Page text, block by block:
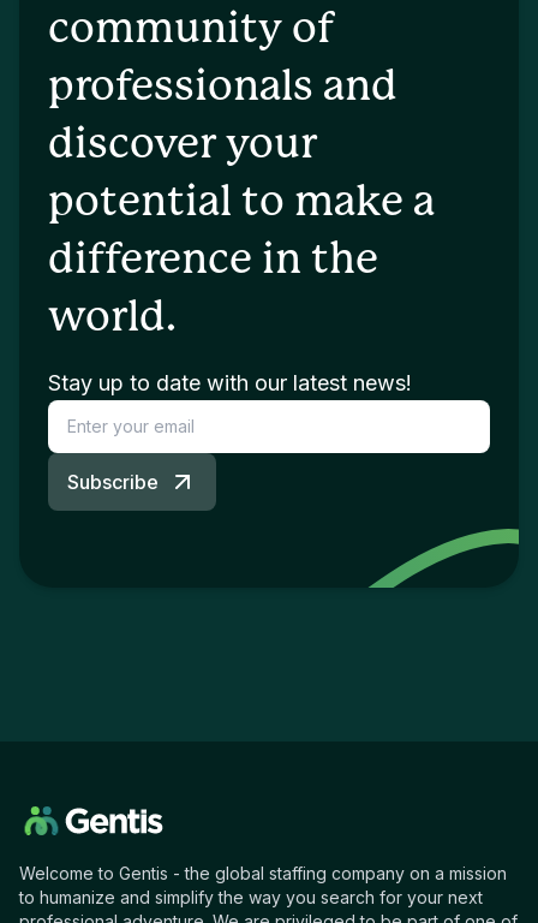
community of
professionals and
discover your
potential to make a
difference in the
world.
Stay up to date with our latest news!
Subscribe
Welcome to Gentis - the global staffing company on a mission
to humanize and simplify the way you search for your next